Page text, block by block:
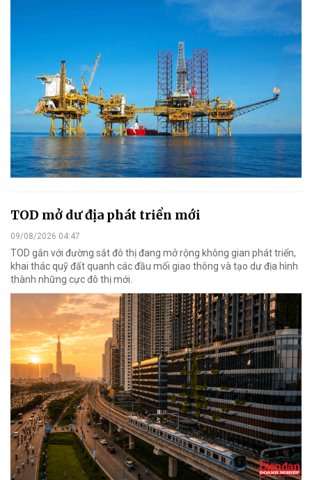
TOD mở dư địa phát triển mới
09/08/2026 04:47
TOD gắn với đường sắt đô thị đang mở rộng không gian phát triển,
khai thác quỹ đất quanh các đầu mối giao thông và tạo dư địa hình
thành những cực đô thị mới.